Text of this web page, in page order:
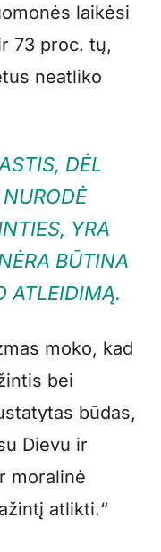
laikėsi
73 proc. tų,
neatliko
DĖL
YRA
BŪTINA
ATLEIDIMĄ.
moko, kad
bei
būdas,
Dievu ir
moralinė
atlikti.“